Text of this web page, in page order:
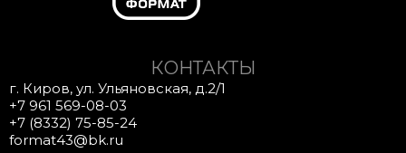
КОНТАКТЫ
г. Киров, ул. Ульяновская, д.2/1
+7 961 569-08-03
+7 (8332) 75-85-24
format43@bk.ru